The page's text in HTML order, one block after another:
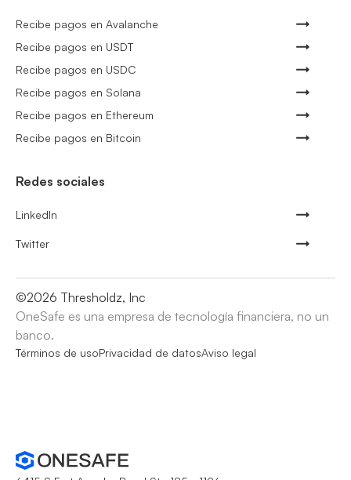
Recibe pagos en Avalanche
Recibe pagos en USDT
Recibe pagos en USDC
Recibe pagos en Solana
Recibe pagos en Ethereum
Recibe pagos en Bitcoin
Redes sociales
LinkedIn
Twitter
©2026 Thresholdz, Inc
OneSafe es una empresa de tecnología financiera, no un
banco.
Términos de usoPrivacidad de datosAviso legal